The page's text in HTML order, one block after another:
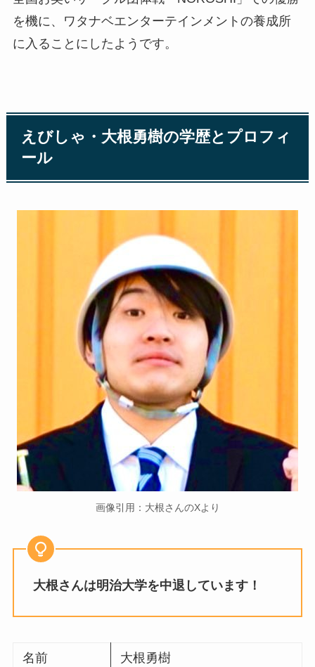
を機に、ワタナベエンターテインメントの養成所
に入ることにしたようです。
えびしゃ・大根勇樹の学歴とプロフィ
ール
画像引用：大根さんのXより
大根さんは明治大学を中退しています！
名前 大根勇樹